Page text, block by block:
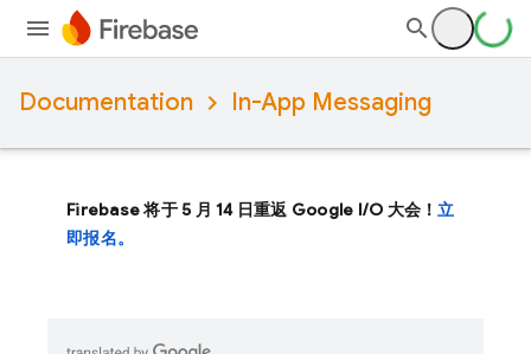
Documentation In-App Messaging
Firebase 将于 5 月 14 日重返 Google I/O 大会！立
即报名。